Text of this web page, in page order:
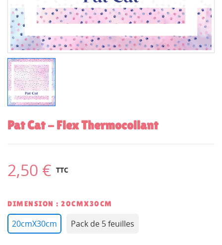
Pat Cat - Flex Thermocollant
2,50 € TTC
DIMENSION : 20CMX30CM
20cmX30cm Pack de 5 feuilles